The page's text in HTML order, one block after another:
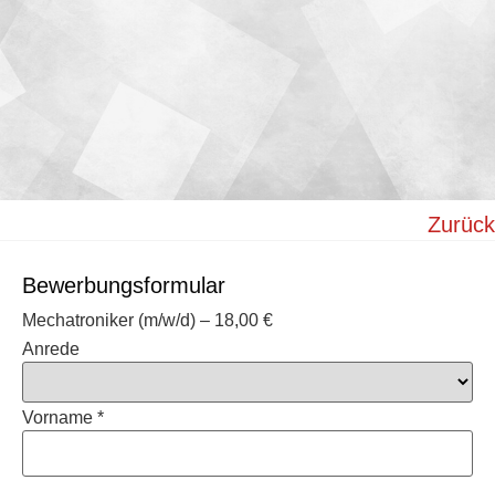
Zurück
Bewerbungsformular
Mechatroniker (m/w/d) – 18,00 €
Anrede
Vorname *